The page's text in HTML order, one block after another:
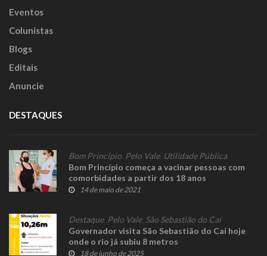
Eventos
Colunistas
Blogs
Editais
Anuncie
DESTAQUES
Bom Princípio Pelo Vale, Utilidade Pública
Bom Princípio começa a vacinar pessoas com
comorbidades a partir dos 18 anos
14 de maio de 2021
Destaque, Pelo Vale, São Sebastião do Caí
Governador visita São Sebastião do Caí hoje
onde o rio já subiu 8 metros
18 de junho de 2025